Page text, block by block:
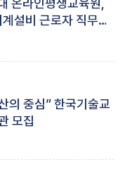
온라인평생교육원,
제공
의 중심” 한국기술교
모집